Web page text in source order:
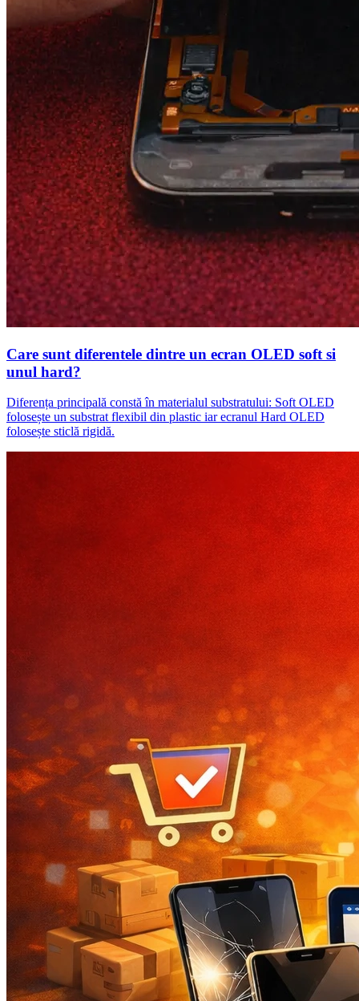
Care sunt diferentele dintre un ecran OLED soft si
unul hard?
Diferența principală constă în materialul substratului: Soft OLED
folosește un substrat flexibil din plastic iar ecranul Hard OLED
folosește sticlă rigidă.